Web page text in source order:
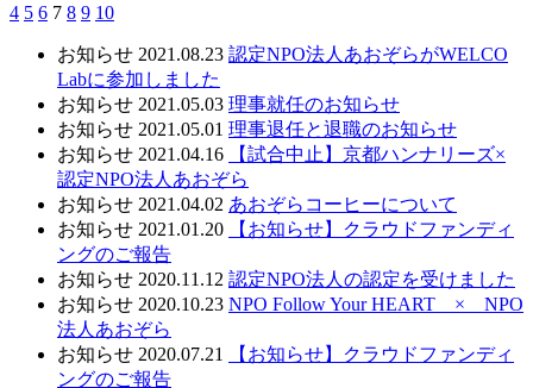
4 5 6 7 8 9 10
お知らせ 2021.08.23 認定NPO法人あおぞらがWELCO
Labに参加しました
お知らせ 2021.05.03 理事就任のお知らせ
お知らせ 2021.05.01 理事退任と退職のお知らせ
お知らせ 2021.04.16
【試合中止】京都ハンナリーズ×
認定NPO法人あおぞら
お知らせ 2021.04.02 あおぞらコーヒーについて
お知らせ 2021.01.20
【お知らせ】クラウドファンディ
ングのご報告
お知らせ 2020.11.12 認定NPO法人の認定を受けました
お知らせ 2020.10.23 NPO Follow Your HEART × NPO
法人あおぞら
お知らせ 2020.07.21
【お知らせ】クラウドファンディ
ングのご報告